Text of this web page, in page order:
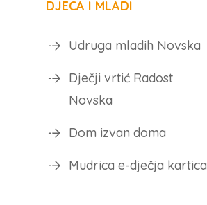
DJECA I MLADI
Udruga mladih Novska
Dječji vrtić Radost
Novska
Dom izvan doma
Mudrica e-dječja kartica